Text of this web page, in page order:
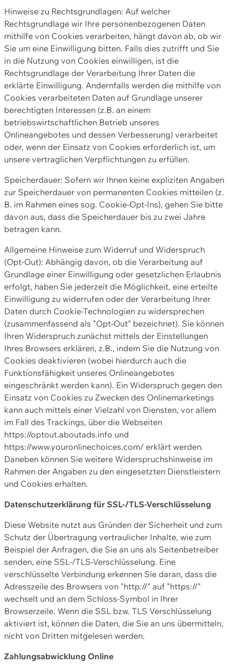
Hinweise zu Rechtsgrundlagen: Auf welcher
Rechtsgrundlage wir Ihre personenbezogenen Daten
mithilfe von Cookies verarbeiten, hängt davon ab, ob wir
Sie um eine Einwilligung bitten. Falls dies zutrifft und Sie
in die Nutzung von Cookies einwilligen, ist die
Rechtsgrundlage der Verarbeitung Ihrer Daten die
erklärte Einwilligung. Andernfalls werden die mithilfe von
Cookies verarbeiteten Daten auf Grundlage unserer
berechtigten Interessen (z.B. an einem
betriebswirtschaftlichen Betrieb unseres
Onlineangebotes und dessen Verbesserung) verarbeitet
oder, wenn der Einsatz von Cookies erforderlich ist, um
unsere vertraglichen Verpflichtungen zu erfüllen.
Speicherdauer: Sofern wir Ihnen keine expliziten Angaben
zur Speicherdauer von permanenten Cookies mitteilen (z.
B. im Rahmen eines sog. Cookie-Opt-Ins), gehen Sie bitte
davon aus, dass die Speicherdauer bis zu zwei Jahre
betragen kann.
Allgemeine Hinweise zum Widerruf und Widerspruch
(Opt-Out): Abhängig davon, ob die Verarbeitung auf
Grundlage einer Einwilligung oder gesetzlichen Erlaubnis
erfolgt, haben Sie jederzeit die Möglichkeit, eine erteilte
Einwilligung zu widerrufen oder der Verarbeitung Ihrer
Daten durch Cookie-Technologien zu widersprechen
(zusammenfassend als "Opt-Out" bezeichnet). Sie können
Ihren Widerspruch zunächst mittels der Einstellungen
Ihres Browsers erklären, z.B., indem Sie die Nutzung von
Cookies deaktivieren (wobei hierdurch auch die
Funktionsfähigkeit unseres Onlineangebotes
eingeschränkt werden kann). Ein Widerspruch gegen den
Einsatz von Cookies zu Zwecken des Onlinemarketings
kann auch mittels einer Vielzahl von Diensten, vor allem
im Fall des Trackings, über die Webseiten
https://optout.aboutads.info und
https://www.youronlinechoices.com/ erklärt werden.
Daneben können Sie weitere Widerspruchshinweise im
Rahmen der Angaben zu den eingesetzten Dienstleistern
und Cookies erhalten.
Datenschutzerklärung für SSL-/TLS-Verschlüsselung
Diese Website nutzt aus Gründen der Sicherheit und zum
Schutz der Übertragung vertraulicher Inhalte, wie zum
Beispiel der Anfragen, die Sie an uns als Seitenbetreiber
senden, eine SSL-/TLS-Verschlüsselung. Eine
verschlüsselte Verbindung erkennen Sie daran, dass die
Adresszeile des Browsers von "http://" auf "https://"
wechselt und an dem Schloss-Symbol in Ihrer
Browserzeile. Wenn die SSL bzw. TLS Verschlüsselung
aktiviert ist, können die Daten, die Sie an uns übermitteln,
nicht von Dritten mitgelesen werden.
Zahlungsabwicklung Online